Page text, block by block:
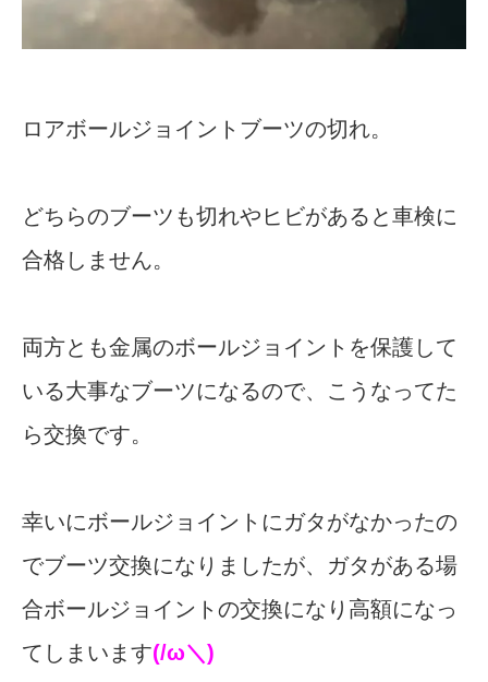
ロアボールジョイントブーツの切れ。
どちらのブーツも切れやヒビがあると車検に
合格しません。
両方とも金属のボールジョイントを保護して
いる大事なブーツになるので、こうなってた
ら交換です。
幸いにボールジョイントにガタがなかったの
でブーツ交換になりましたが、ガタがある場
合ボールジョイントの交換になり高額になっ
てしまいます(/ω＼)